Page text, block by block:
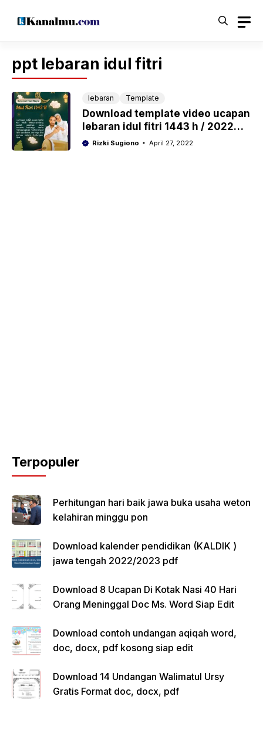
ppt lebaran idul fitri
lebaran Template
Download template video ucapan
lebaran idul fitri 1443 h / 2022
powerpoint ( PPT )
Rizki Sugiono April 27, 2022
Terpopuler
Perhitungan hari baik jawa buka usaha weton
kelahiran minggu pon
Download kalender pendidikan (KALDIK )
jawa tengah 2022/2023 pdf
Download 8 Ucapan Di Kotak Nasi 40 Hari
Orang Meninggal Doc Ms. Word Siap Edit
Download contoh undangan aqiqah word,
doc, docx, pdf kosong siap edit
Download 14 Undangan Walimatul Ursy
Gratis Format doc, docx, pdf